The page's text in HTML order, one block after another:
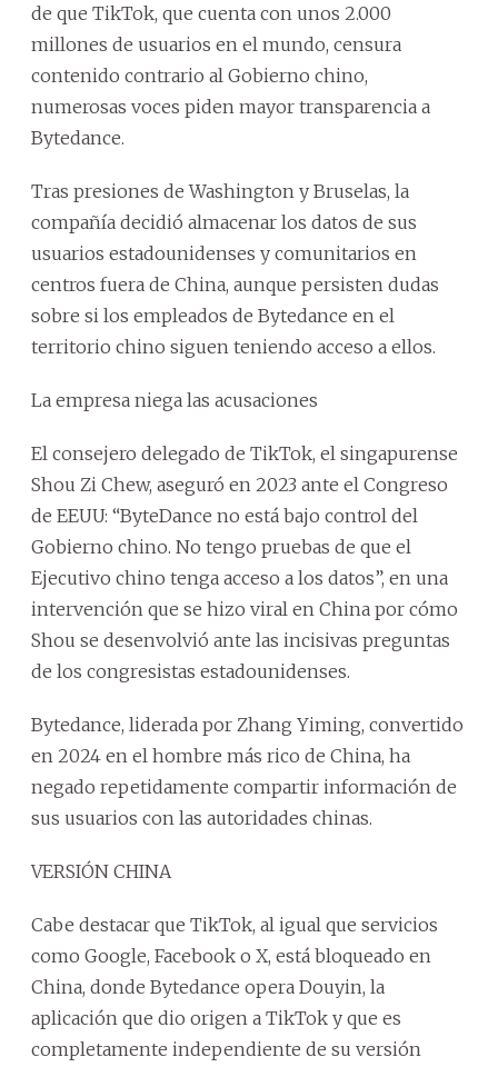
de que TikTok, que cuenta con unos 2.000
millones de usuarios en el mundo, censura
contenido contrario al Gobierno chino,
numerosas voces piden mayor transparencia a
Bytedance.
Tras presiones de Washington y Bruselas, la
compañía decidió almacenar los datos de sus
usuarios estadounidenses y comunitarios en
centros fuera de China, aunque persisten dudas
sobre si los empleados de Bytedance en el
territorio chino siguen teniendo acceso a ellos.
La empresa niega las acusaciones
El consejero delegado de TikTok, el singapurense
Shou Zi Chew, aseguró en 2023 ante el Congreso
de EEUU: “ByteDance no está bajo control del
Gobierno chino. No tengo pruebas de que el
Ejecutivo chino tenga acceso a los datos”, en una
intervención que se hizo viral en China por cómo
Shou se desenvolvió ante las incisivas preguntas
de los congresistas estadounidenses.
Bytedance, liderada por Zhang Yiming, convertido
en 2024 en el hombre más rico de China, ha
negado repetidamente compartir información de
sus usuarios con las autoridades chinas.
VERSIÓN CHINA
Cabe destacar que TikTok, al igual que servicios
como Google, Facebook o X, está bloqueado en
China, donde Bytedance opera Douyin, la
aplicación que dio origen a TikTok y que es
completamente independiente de su versión